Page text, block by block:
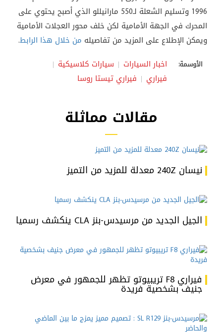
1996 وتسليم الشعلة لـ550 مارانيللو الذي أصبح يحتوي على
المحرك في الجهة الأمامية لكن خلف محور العجلات الأمامية
ويمكن الإطلاع على المزيد من تفاصيله من خلال هذا الرابط.
الأوسمة: اخبار السيارات
سيارات كلاسيكية
فيراري
فيراري تيستا روسا
مقالات مماثلة
نيسان 240Z معدلة للمزيد من التميز
الجيل الجديد من مرسيدس-بنز CLA ينكشف رسميا
فيراري F8 تريبيوتو تظهر للجمهور في معرض
جنيف بشخصية فريدة